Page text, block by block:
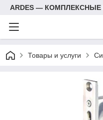
ARDES —
Товары и услуги